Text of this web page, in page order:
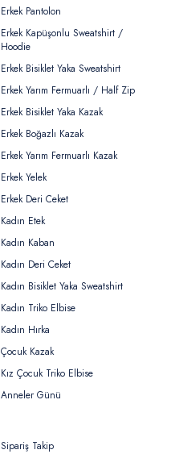
Erkek Pantolon
Erkek Kapüşonlu Sweatshirt /
Hoodie
Erkek Bisiklet Yaka Sweatshirt
Erkek Yarım Fermuarlı / Half Zip
Erkek Bisiklet Yaka Kazak
Erkek Boğazlı Kazak
Erkek Yarım Fermuarlı Kazak
Erkek Yelek
Erkek Deri Ceket
Kadın Etek
Kadın Kaban
Kadın Deri Ceket
Kadın Bisiklet Yaka Sweatshirt
Kadın Triko Elbise
Kadın Hırka
Çocuk Kazak
Kız Çocuk Triko Elbise
Anneler Günü
Sipariş Takip